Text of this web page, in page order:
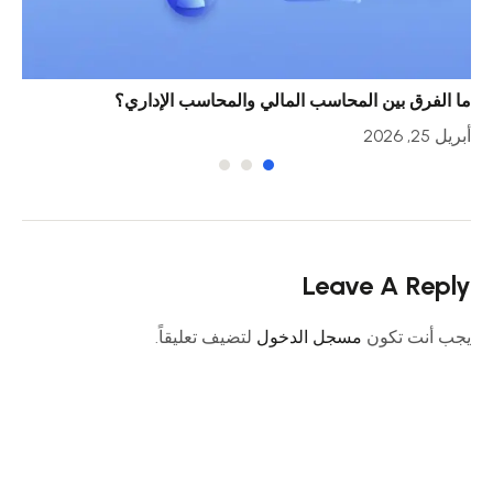
ما الفرق بين المحاسب المالي والمحاسب الإداري؟
أبريل 25, 2026
Leave A Reply
يجب أنت تكون مسجل الدخول لتضيف تعليقاً.